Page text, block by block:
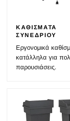
ΚΑΘΊΣΜΑΤΑ
ΣΥΝΕΔΡΊΟΥ
Εργονομικά
κατάλληλα για
παρουσιάσεις.